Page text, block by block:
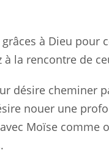
à Dieu pour
à la rencontre de
désire cheminer
nouer une
Moïse comme